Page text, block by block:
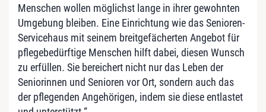
Menschen wollen möglichst lange in ihrer gewohnten
Umgebung bleiben. Eine Einrichtung wie das Senioren-
Servicehaus mit seinem breitgefächerten Angebot für
pflegebedürftige Menschen hilft dabei, diesen Wunsch
zu erfüllen. Sie bereichert nicht nur das Leben der
Seniorinnen und Senioren vor Ort, sondern auch das
der pflegenden Angehörigen, indem sie diese entlastet